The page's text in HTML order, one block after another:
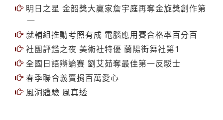
明日之星 金韶獎大贏家詹宇庭再奪金旋獎創作第
一
就輔組推動考照有成 電腦應用賽合格率百分百
社團評鑑之夜 美術社特優 蘭陽街舞社第1
全國日語辯論賽 劉艾茹奪最佳第一反駁士
春季聯合義賣捐百萬愛心
風洞體驗 風真透